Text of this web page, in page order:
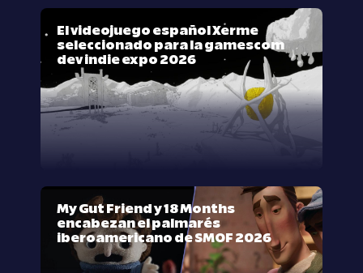
El videojuego español Xerme
seleccionado para la gamescom
dev indie expo 2026
My Gut Friend y 18 Months
encabezan el palmarés
iberoamericano de SMOF 2026